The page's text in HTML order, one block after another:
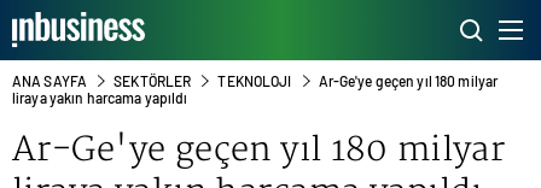
ANA SAYFA SEKTÖRLER TEKNOLOJI
Ar-Ge'ye geçen yıl 180 milyar
liraya yakın harcama yapıldı
Ar-Ge'ye geçen yıl 180 milyar